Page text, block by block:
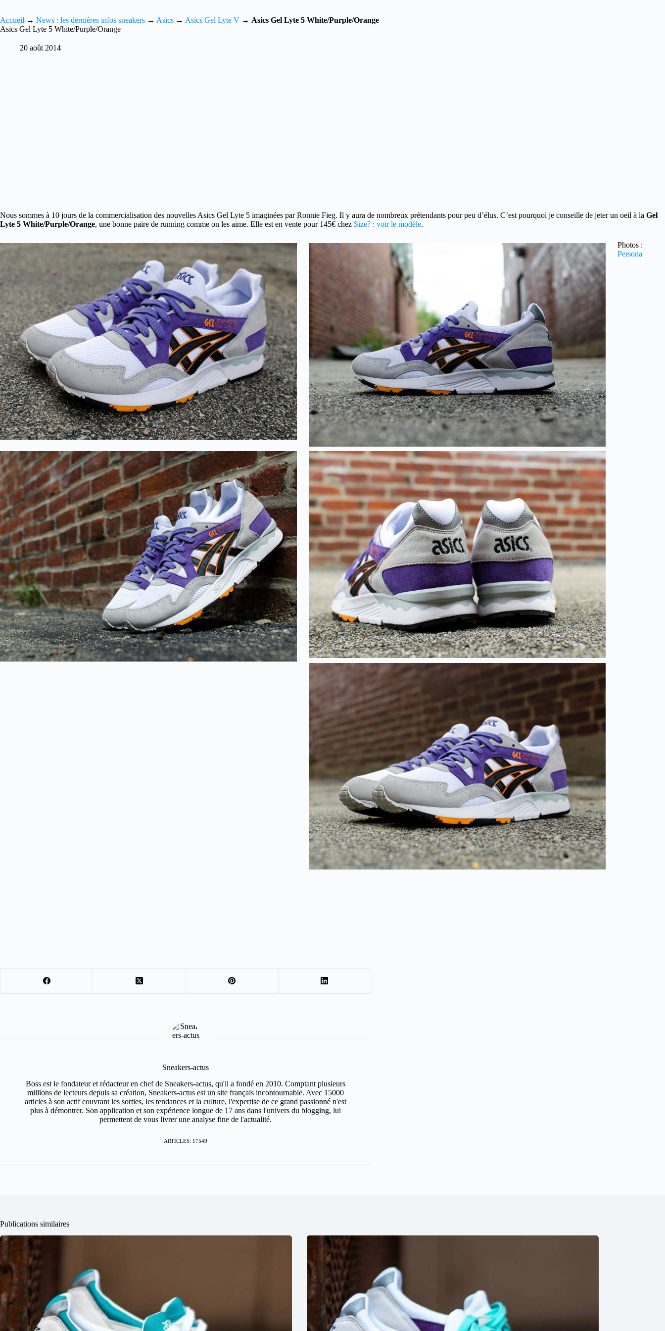
Accueil → News : les dernières infos sneakers → Asics → Asics Gel Lyte V → Asics Gel Lyte 5 White/Purple/Orange
Asics Gel Lyte 5 White/Purple/Orange
20 août 2014
Nous sommes à 10 jours de la commercialisation des nouvelles Asics Gel Lyte 5 imaginées par Ronnie Fieg. Il y aura de nombreux prétendants pour peu d’élus. C’est pourquoi je conseille de jeter un oeil à la Gel
Lyte 5 White/Purple/Orange, une bonne paire de running comme on les aime. Elle est en vente pour 145€ chez Size? : voir le modèle.
Photos :
Persona
Sneakers-actus
Boss est le fondateur et rédacteur en chef de Sneakers-actus, qu'il a fondé en 2010. Comptant plusieurs
millions de lecteurs depuis sa création, Sneakers-actus est un site français incontournable. Avec 15000
articles à son actif couvrant les sorties, les tendances et la culture, l'expertise de ce grand passionné n'est
plus à démontrer. Son application et son expérience longue de 17 ans dans l'univers du blogging, lui
permettent de vous livrer une analyse fine de l'actualité.
ARTICLES: 17549
Publications similaires